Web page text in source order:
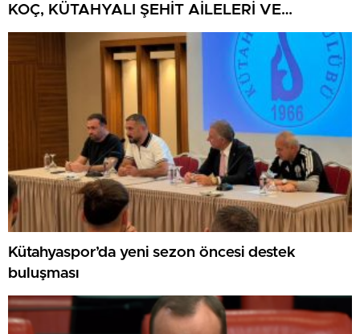
KOÇ, KÜTAHYALI ŞEHİT AİLELERİ VE
GAZİLERİ AĞIRLADI
Kütahyaspor’da yeni sezon öncesi destek
buluşması